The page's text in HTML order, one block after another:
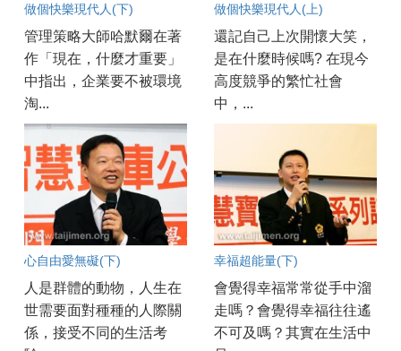
做個快樂現代人(下)
管理策略大師哈默爾在著
作「現在，什麼才重要」
中指出，企業要不被環境
淘...
做個快樂現代人(上)
還記自己上次開懷大笑，
是在什麼時候嗎? 在現今
高度競爭的繁忙社會
中，...
心自由愛無礙(下)
人是群體的動物，人生在
世需要面對種種的人際關
係，接受不同的生活考
幸福超能量(下)
會覺得幸福常常從手中溜
走嗎？會覺得幸福往往遙
不可及嗎？其實在生活中